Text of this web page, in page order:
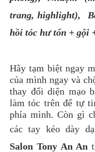
trang, highlight),
hồi tóc hư tổn + gội
Hãy tạm biệt ngay
của mình ngay và
thay đổi diện mạo
làm tóc trên để tự
phía mình. Còn gì
các tay kéo dày
Salon Tony An An